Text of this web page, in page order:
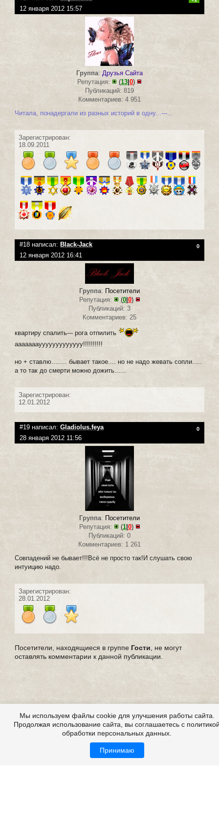
12 января 2012 15:57
Группа: Друзья Сайта
Репутация:
(13 0)
Публикаций: 819
Комментариев: 4 951
Читала, понадергали из разных историй в одну...---...
Зарегистрирован:
18.09.2011
#18 написал: Black-Jack 0
12 января 2012 16:41
Группа: Посетители
Репутация:
(0| 0)
Публикаций: 3
Комментариев: 25
квартиру спалить--- рога отпилить
аааааааууууууууууууу!!!!!!!!!!
но + ставлю........ бывает такое.... но не надо жевать сопли.....
а то так до смерти можно дожить......
Зарегистрирован:
12.01.2012
#19 написал: Gladiolus.feya 0
28 января 2012 11:56
Группа: Посетители
Репутация:
(1| 0)
Публикаций: 0
Комментариев: 1 261
Совпадений не бывает!!!Всё не просто так!И слушать свою
интуицию надо.
Зарегистрирован:
28.01.2012
Посетители, находящиеся в группе Гости, не могут
оставлять комментарии к данной публикации.
Мы используем файлы cookie для улучшения работы сайта.
Продолжая использование сайта, вы соглашаетесь с
обработки персональных данных.
Принимаю